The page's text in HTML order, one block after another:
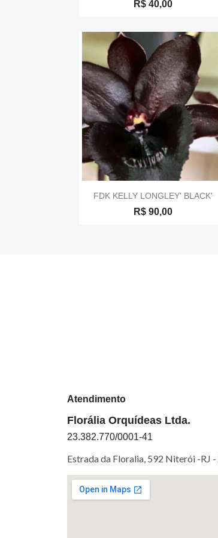
R$ 40,00
 Visualização rápida
FDK KELLY LONGLEY' BLACK'
R$ 90,00
Atendimento
Florália Orquídeas Ltda.
23.382.770/0001-41
Estrada da Floralia, 592 Niterói -RJ -